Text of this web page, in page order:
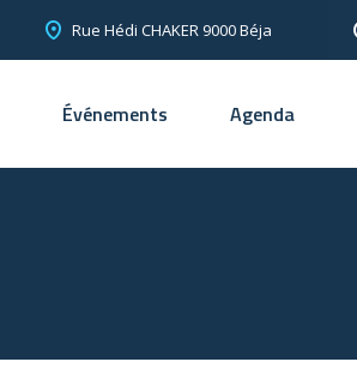
Rue Hédi CHAKER 9000 Béja
Événements Agenda